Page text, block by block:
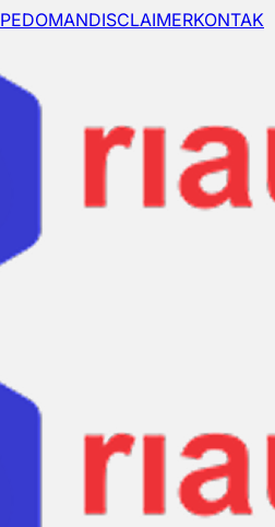
PEDOMANDISCLAIMERKONTAK